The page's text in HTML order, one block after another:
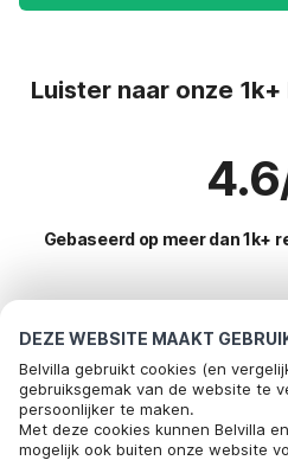
DEZE WEBSITE MAAKT
Belvilla gebruikt cookies (en
gebruiksgemak van de website te
persoonlijker te maken.
Met deze cookies kunnen Belvilla
mogelijk ook buiten onze website
Luister naar onze
Gebaseerd op meer dan 1k+
Meest populaire
vakantie
Populaire voorzieningen voor
Vakantiehuis voor 6 personen
Toplanden met